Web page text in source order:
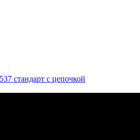
стандарт с цепочкой